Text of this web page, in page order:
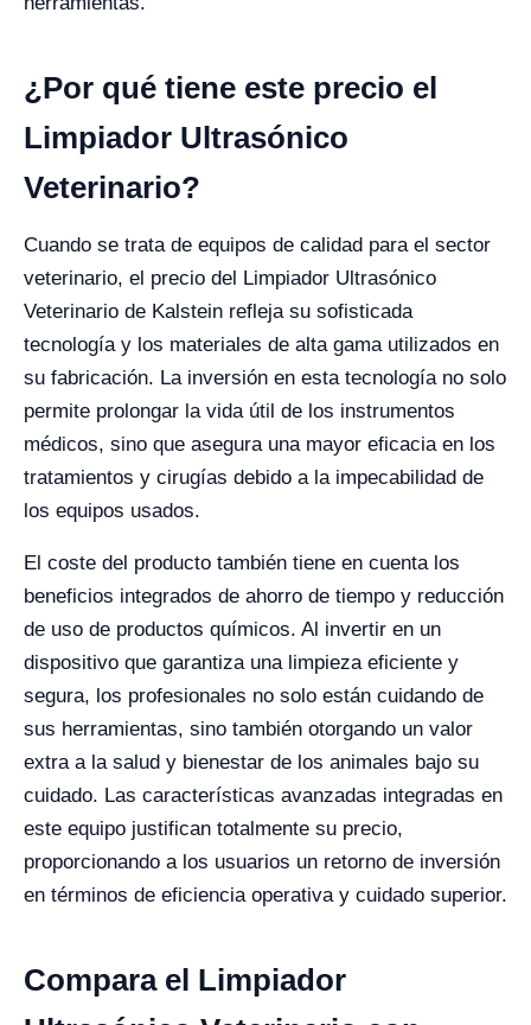
¿Por qué tiene este precio el
Limpiador Ultrasónico
Veterinario?
Cuando se trata de equipos de calidad para el sector
veterinario, el precio del Limpiador Ultrasónico
Veterinario de Kalstein refleja su sofisticada
tecnología y los materiales de alta gama utilizados en
su fabricación. La inversión en esta tecnología no solo
permite prolongar la vida útil de los instrumentos
médicos, sino que asegura una mayor eficacia en los
tratamientos y cirugías debido a la impecabilidad de
los equipos usados.
El coste del producto también tiene en cuenta los
beneficios integrados de ahorro de tiempo y reducción
de uso de productos químicos. Al invertir en un
dispositivo que garantiza una limpieza eficiente y
segura, los profesionales no solo están cuidando de
sus herramientas, sino también otorgando un valor
extra a la salud y bienestar de los animales bajo su
cuidado. Las características avanzadas integradas en
este equipo justifican totalmente su precio,
proporcionando a los usuarios un retorno de inversión
en términos de eficiencia operativa y cuidado superior.
Compara el Limpiador